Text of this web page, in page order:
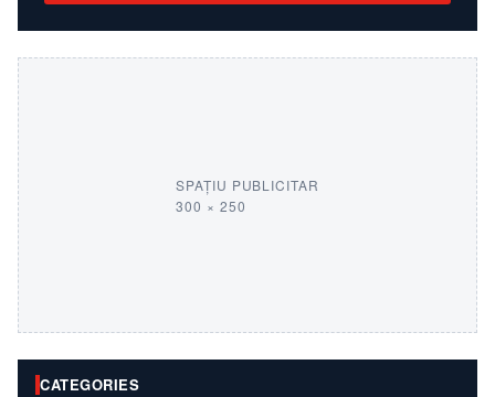
SPAȚIU PUBLICITAR
300 × 250
CATEGORIES